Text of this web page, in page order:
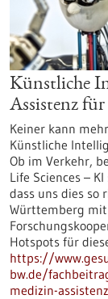
Künstliche
Assistenz
Keiner kann
Künstliche
Ob im Verkehr,
Life Sciences –
dass uns dies so
Württemberg
Hotspots für
https://
bw.de/
medizin-